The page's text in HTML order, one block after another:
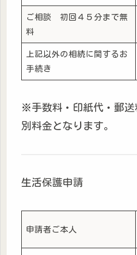
ご相談 初回４５分まで無
料
上記以外の相続に関するお
手続き
※手数料・印紙代・郵送
別料金となります。
生活保護申請
申請者ご本人